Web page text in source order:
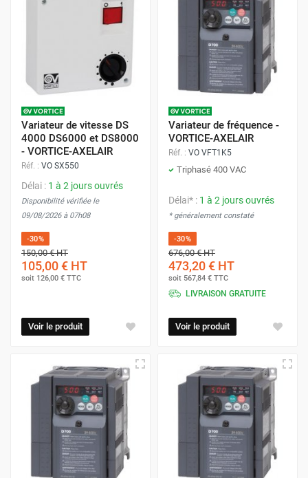
Variateur de vitesse DS
4000 DS6000 et DS8000
- VORTICE-AXELAIR
Réf. : VO SX550
Délai : 1 à 2 jours ouvrés
Disponibilité vérifiée le
09/08/2026 à 07h08
-30%
150,00 €HT
105,00 € HT
soit 126,00 € TTC
Voir le produit
Variateur de fréquence -
VORTICE-AXELAIR
Réf. : VO VFT1K5
Triphasé 400 VAC
Délai* : 1 à 2 jours ouvrés
* généralement constaté
-30%
676,00 €HT
473,20 € HT
soit 567,84 € TTC
LIVRAISON GRATUITE
Voir le produit